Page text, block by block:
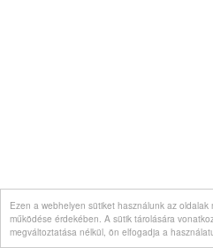
Ezen a webhelyen sütiket használunk az oldalak
működése érdekében. A sütik tárolására
megváltoztatása nélkül, ön elfogadja a